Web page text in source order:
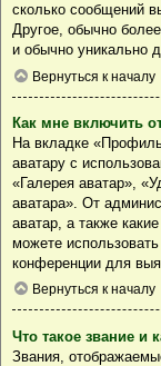
сколько сообщений
Другое, обычно
и обычно уникально
Вернуться к началу
Как мне включить
На вкладке
аватару с
«Галерея аватар»,
аватара». От
аватар, а также
можете
конференции для
Вернуться к началу
Что такое звание и
Звания,